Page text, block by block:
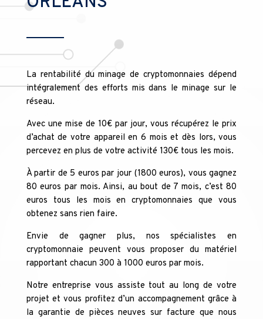
La rentabilité du minage de cryptomonnaies dépend
intégralement des efforts mis dans le minage sur le
réseau.
Avec une mise de 10€ par jour, vous récupérez le prix
d’achat de votre appareil en 6 mois et dès lors, vous
percevez en plus de votre activité 130€ tous les mois.
À partir de 5 euros par jour (1800 euros), vous gagnez
80 euros par mois. Ainsi, au bout de 7 mois, c’est 80
euros tous les mois en cryptomonnaies que vous
obtenez sans rien faire.
Envie de gagner plus, nos spécialistes en
cryptomonnaie peuvent vous proposer du matériel
rapportant chacun 300 à 1000 euros par mois.
Notre entreprise vous assiste tout au long de votre
projet et vous profitez d’un accompagnement grâce à
la garantie de pièces neuves sur facture que nous